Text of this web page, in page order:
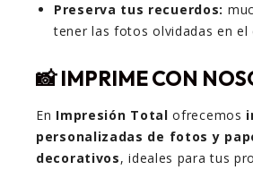
Preserva tus recuerdos:
tener las fotos olvidadas en el
📸 IMPRIME CON
En Impresión Total ofrecemos
personalizadas de fotos y
decorativos, ideales para tus